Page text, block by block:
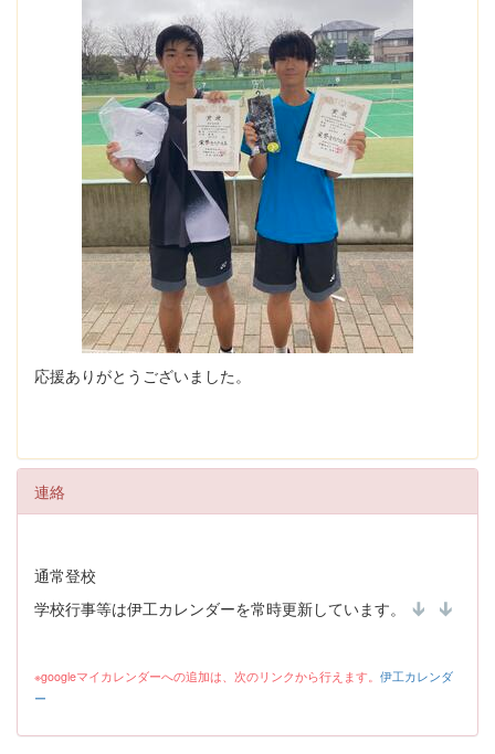
応援ありがとうございました。
連絡
通常登校
学校行事等は伊工カレンダーを常時更新しています。
※googleマイカレンダーへの追加は、次のリンクから行えます。 伊工カレンダ
ー